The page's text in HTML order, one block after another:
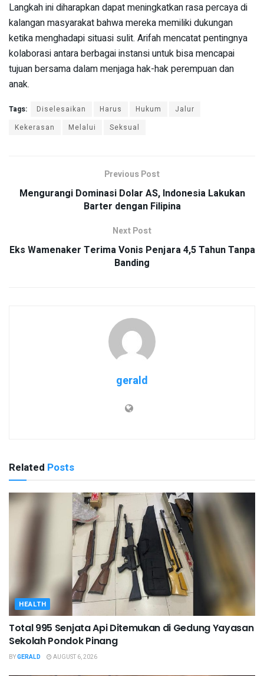
Langkah ini diharapkan dapat meningkatkan rasa percaya di
kalangan masyarakat bahwa mereka memiliki dukungan
ketika menghadapi situasi sulit. Arifah mencatat pentingnya
kolaborasi antara berbagai instansi untuk bisa mencapai
tujuan bersama dalam menjaga hak-hak perempuan dan
anak.
Tags: Diselesaikan Harus Hukum
Jalur
Kekerasan
Melalui Seksual
Previous Post
Mengurangi Dominasi Dolar AS, Indonesia Lakukan
Barter dengan Filipina
Next Post
Eks Wamenaker Terima Vonis Penjara 4,5 Tahun Tanpa
Banding
gerald
Related Posts
HEALTH
Total 995 Senjata Api Ditemukan di Gedung Yayasan
Sekolah Pondok Pinang
BYGERALD AUGUST 6, 2026